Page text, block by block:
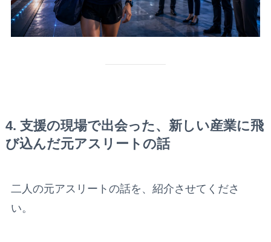
4. 支援の現場で出会った、新しい産業に飛
び込んだ元アスリートの話
二人の元アスリートの話を、紹介させてくださ
い。